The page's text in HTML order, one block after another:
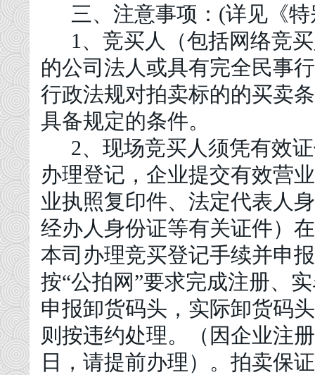
三、注意事项： (详见《
1、竞买人（包括网络竞
的公司法人或具有完全民事
行政法规对拍卖标的的买卖
具备规定的条件。
2、现场竞买人须凭有效
办理登记，企业提交有效营
业执照复印件、法定代表人
经办人身份证等有关证件）
本司 办理竞买登记手续并申
按“公拍网”要求完成注册、
申报卸货码头 ，实际卸货码
则按违约处理。
（因企业注
日，请提前办理）。拍卖保